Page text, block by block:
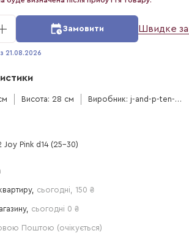
Замовити Швидке
21.08.2026
Висота: 28 см Виробник: j-and-p-ten-have
Joy Pink d14 (25-30)
сьогодні 150 ₴
сьогодні 0 ₴
Поштою (очікується)